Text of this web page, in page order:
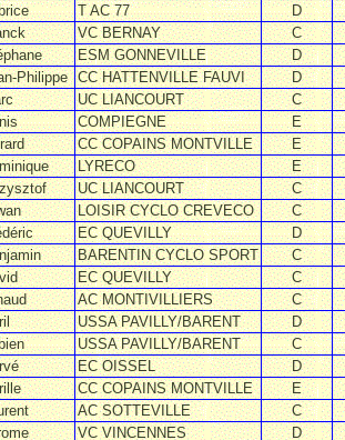
T AC 77 D
VC BERNAY C
ESM GONNEVILLE D
Philippe CC HATTENVILLE FAUVI D
UC LIANCOURT C
COMPIEGNE E
CC COPAINS MONTVILLE E
LYRECO E
UC LIANCOURT C
LOISIR CYCLO CREVECO C
EC QUEVILLY D
BARENTIN CYCLO SPORT C
EC QUEVILLY C
AC MONTIVILLIERS C
USSA PAVILLY/BARENT D
USSA PAVILLY/BARENT C
EC OISSEL D
CC COPAINS MONTVILLE E
AC SOTTEVILLE C
VC VINCENNES D